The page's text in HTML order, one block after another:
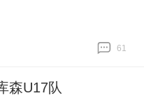
61
森U17队